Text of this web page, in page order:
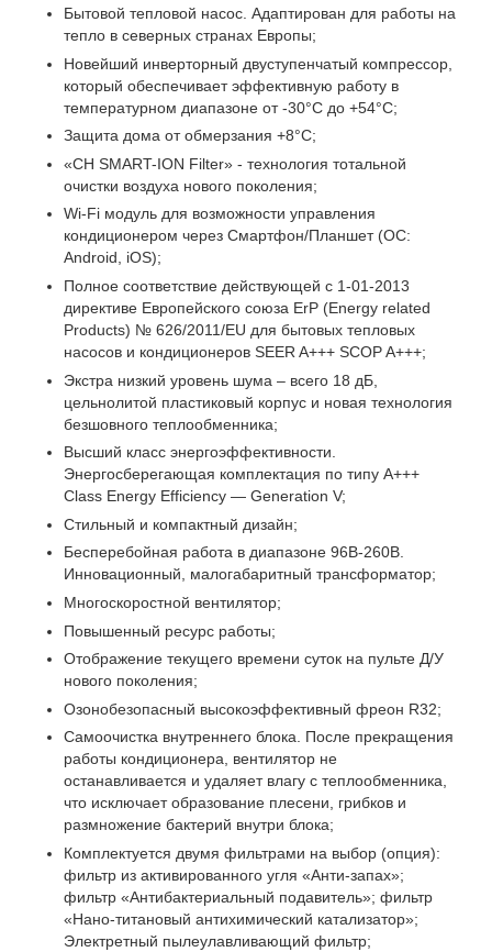
Бытовой тепловой насос. Адаптирован для работы на
тепло в северных странах Европы;
Новейший инверторный двуступенчатый компрессор,
который обеспечивает эффективную работу в
температурном диапазоне от -30°С до +54°C;
Защита дома от обмерзания +8°C;
«CH SMART-ION Filter» - технология тотальной
очистки воздуха нового поколения;
Wi-Fi модуль для возможности управления
кондиционером через Смартфон/Планшет (ОС:
Android, iOS);
Полное соответствие действующей c 1-01-2013
директиве Европейского союза ErP (Energy related
Products) № 626/2011/EU для бытовых тепловых
насосов и кондиционеров SEER A+++ SCOP A+++;
Экстра низкий уровень шума – всего 18 дБ,
цельнолитой пластиковый корпус и новая технология
безшовного теплообменника;
Высший класс энергоэффективности.
Энергосберегающая комплектация по типу A+++
Class Energy Efficiency — Generation V;
Стильный и компактный дизайн;
Бесперебойная работа в диапазоне 96В-260В.
Инновационный, малогабаритный трансформатор;
Многоскоростной вентилятор;
Повышенный ресурс работы;
Отображение текущего времени суток на пульте Д/У
нового поколения;
Озонобезопасный высокоэффективный фреон R32;
Самоочистка внутреннего блока. После прекращения
работы кондиционера, вентилятор не
останавливается и удаляет влагу с теплообменника,
что исключает образование плесени, грибков и
размножение бактерий внутри блока;
Комплектуется двумя фильтрами на выбор (опция):
фильтр из активированного угля «Анти-запах»;
фильтр «Антибактериальный подавитель»; фильтр
«Нано-титановый антихимический катализатор»;
Электретный пылеулавливающий фильтр;